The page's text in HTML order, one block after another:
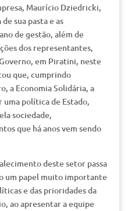
Maurício Dziedricki,
sua pasta e as
de gestão, além de
dos representantes,
em Piratini, neste
que, cumprindo
a Economia Solidária, a
uma política de Estado,
sociedade,
que há anos vem sendo
deste setor passa
um papel muito importante
e das prioridades da
ao apresentar a equipe